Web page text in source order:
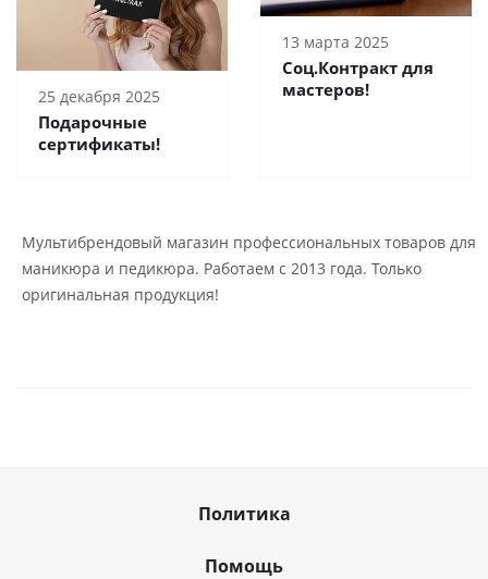
25 декабря 2025
Подарочные
сертификаты!
13 марта 2025
Соц.Контракт для
мастеров!
Мультибрендовый магазин профессиональных товаров для
маникюра и педикюра. Работаем с 2013 года. Только
оригинальная продукция!
Политика
Помощь